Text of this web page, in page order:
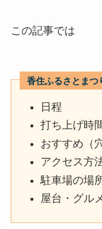
この記事では
香住ふるさとまつ
日程
打ち上げ時
おすすめ（
アクセス方
駐車場の場
屋台・グル